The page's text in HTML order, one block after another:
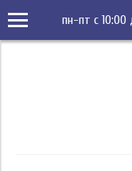
пн-пт с 10:00